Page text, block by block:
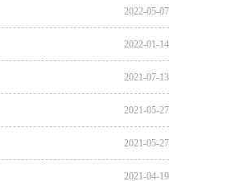
2022-05-07
2022-01-14
2021-07-13
2021-05-27
2021-05-27
2021-04-19